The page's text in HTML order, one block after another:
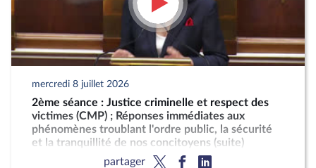
mercredi 8 juillet 2026
2ème séance : Justice criminelle et respect des
victimes (CMP) ; Réponses immédiates aux
phénomènes troublant l'ordre public, la sécurité
et la tranquillité de nos concitoyens (suite)
partager